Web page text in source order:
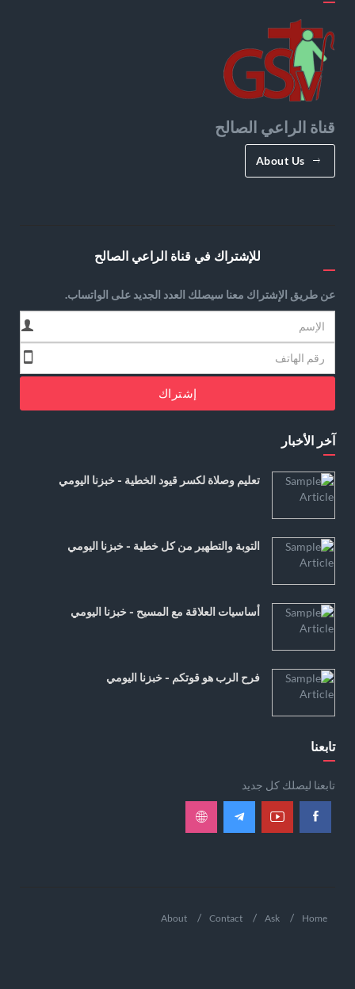
قناة الراعي الصالح
About Us
للإشتراك في قناة الراعي الصالح
عن طريق الإشتراك معنا سيصلك العدد الجديد على الواتساب.
إشتراك
آخر الأخبار
تعليم وصلاة لكسر قيود الخطية - خبزنا اليومي
التوبة والتطهير من كل خطية - خبزنا اليومي
أساسيات العلاقة مع المسيح - خبزنا اليومي
فرح الرب هو قوتكم - خبزنا اليومي
تابعنا
تابعنا ليصلك كل جديد
Home
Ask
Contact
About